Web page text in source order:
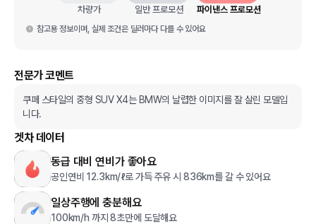
차량가 일반 프로모션 파이낸스 프로모션
참고용 정보이며, 실제 조건은 딜러마다 다를 수 있어요
전문가 코멘트
쿠페 스타일의 중형 SUV X4는 BMW의 날렵한 이미지를 잘 살린 모델입
니다.
겟차 데이터
동급 대비 연비가 좋아요
공인연비 12.3km/ℓ로 가득 주유 시 836km를 갈 수 있어요
일상주행에 충분해요
100km/h 까지 8초만에 도달해요